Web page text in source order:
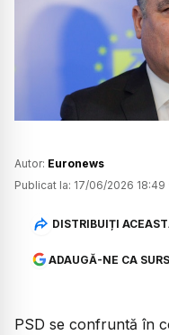
Autor: Euronews
Publicat la: 17/06/2026 18:49
DISTRIBUIȚI
ADAUGĂ-NE CA
PSD se confruntă în